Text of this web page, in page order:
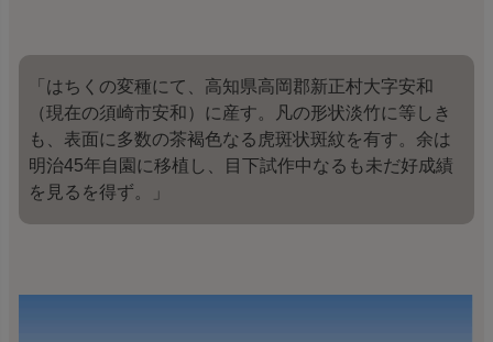
「はちくの変種にて、高知県高岡郡新正村大字安和
（現在の須崎市安和）に産す。凡の形状淡竹に等しき
も、表面に多数の茶褐色なる虎斑状斑紋を有す。余は
明治45年自園に移植し、目下試作中なるも未だ好成績
を見るを得ず。」